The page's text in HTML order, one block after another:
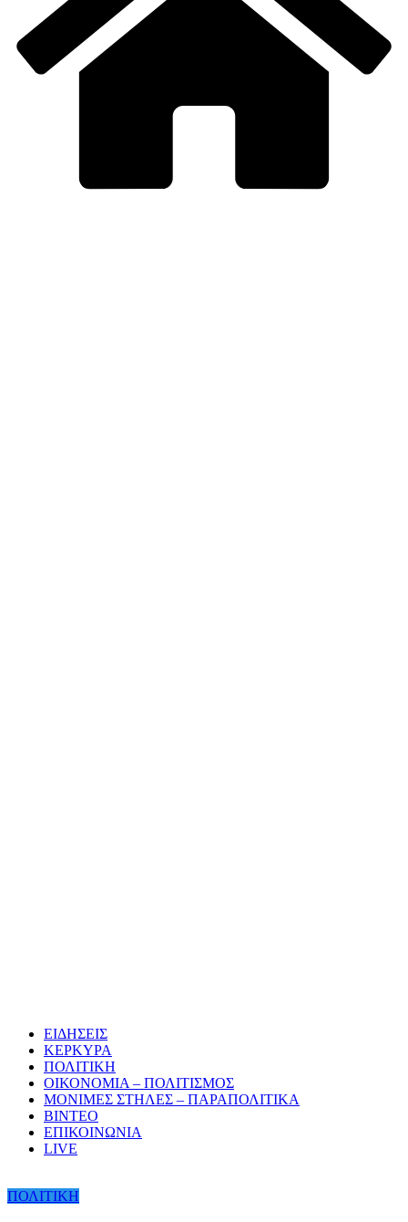
ΕΙΔΗΣΕΙΣ
ΚΕΡΚΥΡΑ
ΠΟΛΙΤΙΚΗ
ΟΙΚΟΝΟΜΙΑ – ΠΟΛΙΤΙΣΜΟΣ
ΜΟΝΙΜΕΣ ΣΤΗΛΕΣ – ΠΑΡΑΠΟΛΙΤΙΚΑ
ΒΙΝΤΕΟ
ΕΠΙΚΟΙΝΩΝΙΑ
LIVE
ΠΟΛΙΤΙΚΗ